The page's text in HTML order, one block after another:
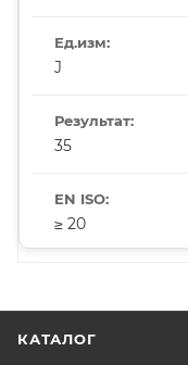
J
35
≥ 20
КАТАЛОГ